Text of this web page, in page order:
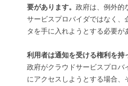
要があります。 政府は、例外的
サービスプロバイダではなく、
タを手に入れようとする必要が
利用者は通知を受ける権利を持
政府がクラウドサービスプロバ
にアクセスしようとする場合、